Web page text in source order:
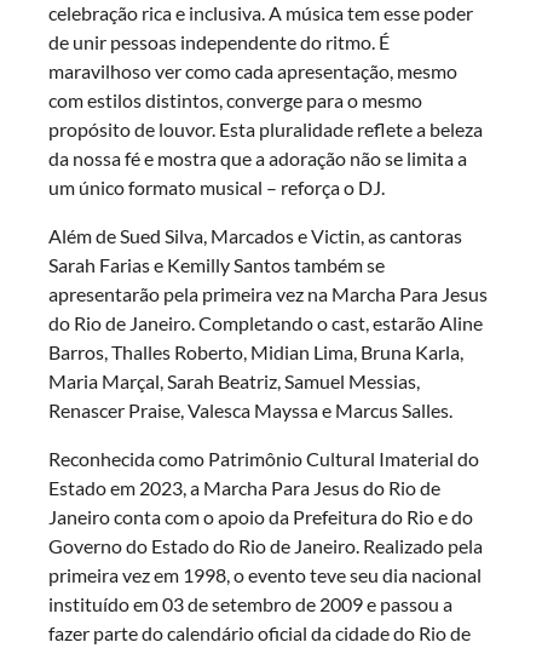
celebração rica e inclusiva. A música tem esse poder
de unir pessoas independente do ritmo. É
maravilhoso ver como cada apresentação, mesmo
com estilos distintos, converge para o mesmo
propósito de louvor. Esta pluralidade reflete a beleza
da nossa fé e mostra que a adoração não se limita a
um único formato musical – reforça o DJ.
Além de Sued Silva, Marcados e Victin, as cantoras
Sarah Farias e Kemilly Santos também se
apresentarão pela primeira vez na Marcha Para Jesus
do Rio de Janeiro. Completando o cast, estarão Aline
Barros, Thalles Roberto, Midian Lima, Bruna Karla,
Maria Marçal, Sarah Beatriz, Samuel Messias,
Renascer Praise, Valesca Mayssa e Marcus Salles.
Reconhecida como Patrimônio Cultural Imaterial do
Estado em 2023, a Marcha Para Jesus do Rio de
Janeiro conta com o apoio da Prefeitura do Rio e do
Governo do Estado do Rio de Janeiro. Realizado pela
primeira vez em 1998, o evento teve seu dia nacional
instituído em 03 de setembro de 2009 e passou a
fazer parte do calendário oficial da cidade do Rio de